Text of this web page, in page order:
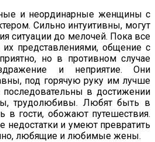
и неординарные женщины с
Сильно интуитивны, могут
ситуации до мелочей. Пока все
их представлениями, общение с
но в противном случае
и неприятие. Они
под горячую руку им лучше
последовательны в достижении
трудолюбивы. Любят быть в
в гости, обожают путешествия.
недостатки и умеют превратить
любящие и любимые жены.